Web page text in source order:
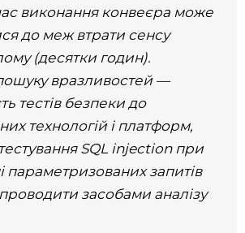
виконання конвеєра може
до меж втрати сенсу
(десятки годин).
вразливостей —
тестів безпеки до
технологій і платформ,
SQL injection при
параметризованих запитів
засобами аналізу